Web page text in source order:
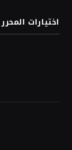
اختيارات المحرر